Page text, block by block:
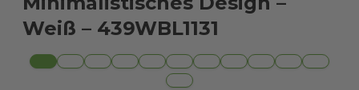
Weiß – 439WBL1131